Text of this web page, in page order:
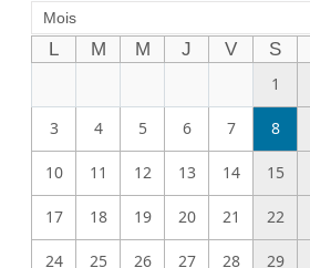
Mois
L M M J V S
1
3 4 5 6 7 8
10 11 12 13 14 15
17 18 19 20 21 22
24 25 26 27 28 29